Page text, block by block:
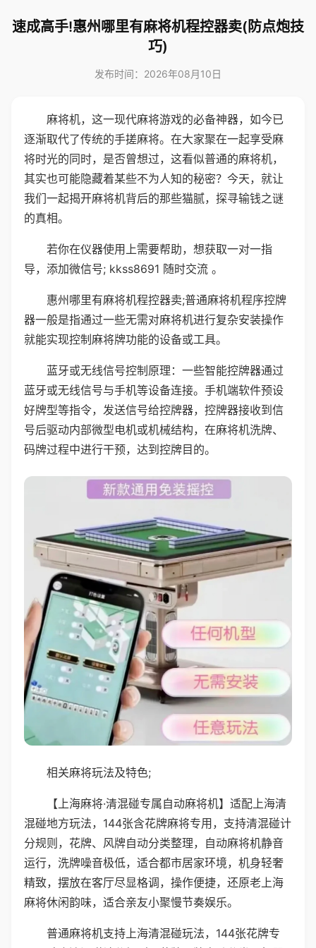
速成高手!惠州哪里有麻将机程控器卖(防点炮技
巧)
发布时间：2026年08月10日
麻将机，这一现代麻将游戏的必备神器，如今已
逐渐取代了传统的手搓麻将。在大家聚在一起享受麻
将时光的同时，是否曾想过，这看似普通的麻将机，
其实也可能隐藏着某些不为人知的秘密？今天，就让
我们一起揭开麻将机背后的那些猫腻，探寻输钱之谜
的真相。
若你在仪器使用上需要帮助，想获取一对一指
导，添加微信号; kkss8691 随时交流 。
惠州哪里有麻将机程控器卖;普通麻将机程序控牌
器一般是指通过一些无需对麻将机进行复杂安装操作
就能实现控制麻将牌功能的设备或工具。
蓝牙或无线信号控制原理：一些智能控牌器通过
蓝牙或无线信号与手机等设备连接。手机端软件预设
好牌型等指令，发送信号给控牌器，控牌器接收到信
号后驱动内部微型电机或机械结构，在麻将机洗牌、
码牌过程中进行干预，达到控牌目的。
相关麻将玩法及特色;
【上海麻将·清混碰专属自动麻将机】适配上海清
混碰地方玩法，144张含花牌麻将专用，支持清混碰计
分规则，花牌、风牌自动分类整理，自动麻将机静音
运行，洗牌噪音极低，适合都市居家环境，机身轻奢
精致，摆放在客厅尽显格调，操作便捷，还原老上海
麻将休闲韵味，适合亲友小聚慢节奏娱乐。
普通麻将机支持上海清混碰玩法，144张花牌专